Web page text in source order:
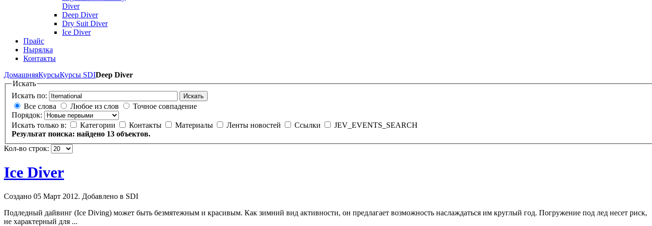
Diver
Deep Diver
Dry Suit Diver
Ice Diver
Прайс
Нырялка
Контакты
ДомашняяКурсыКурсы SDIDeep Diver
Искать
Искать по:
Искать
Все слова Любое из слов
Точное совпадение
Порядок:
Искать только в:
Категории Контакты Материалы Ленты новостей Ссылки
JEV_EVENTS_SEARCH
Результат поиска: найдено 13 объектов.
Кол-во строк:
Ice Diver
Создано 05 Март 2012. Добавлено в SDI
Подледный дайвинг (Ice Diving) может быть безмятежным и красивым. Как зимний вид активности, он предлагает возможность наслаждаться им круглый год. Погружение под лед несет риск,
не характерный для ...